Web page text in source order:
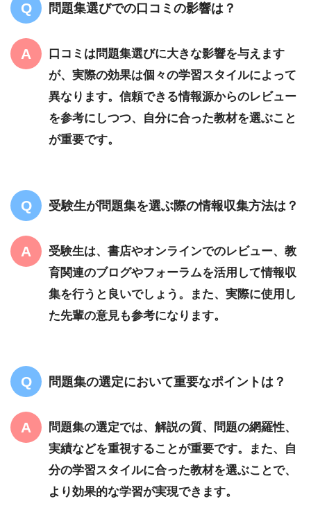
問題集選びでの口コミの影響は？
口コミは問題集選びに大きな影響を与えます
が、実際の効果は個々の学習スタイルによって
異なります。信頼できる情報源からのレビュー
を参考にしつつ、自分に合った教材を選ぶこと
が重要です。
受験生が問題集を選ぶ際の情報収集方法は？
受験生は、書店やオンラインでのレビュー、教
育関連のブログやフォーラムを活用して情報収
集を行うと良いでしょう。また、実際に使用し
た先輩の意見も参考になります。
問題集の選定において重要なポイントは？
問題集の選定では、解説の質、問題の網羅性、
実績などを重視することが重要です。また、自
分の学習スタイルに合った教材を選ぶことで、
より効果的な学習が実現できます。